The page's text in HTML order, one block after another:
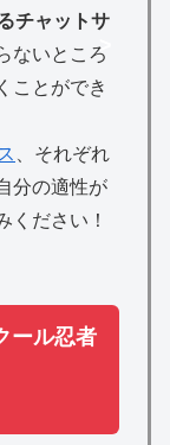
チャットサ
ないところ
ことができ
、それぞれ
分の適性が
ください！
ール忍者
>